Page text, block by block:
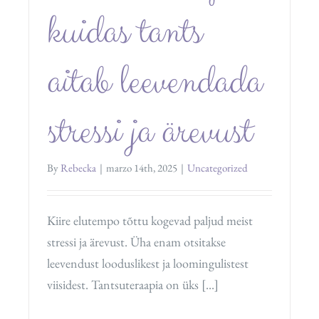
kuidas tants
aitab leevendada
stressi ja ärevust
ByRebecka | marzo 14th, 2025 | Uncategorized
Kiire elutempo tõttu kogevad paljud meist
stressi ja ärevust. Üha enam otsitakse
leevendust looduslikest ja loomingulistest
viisidest. Tantsuteraapia on üks [...]